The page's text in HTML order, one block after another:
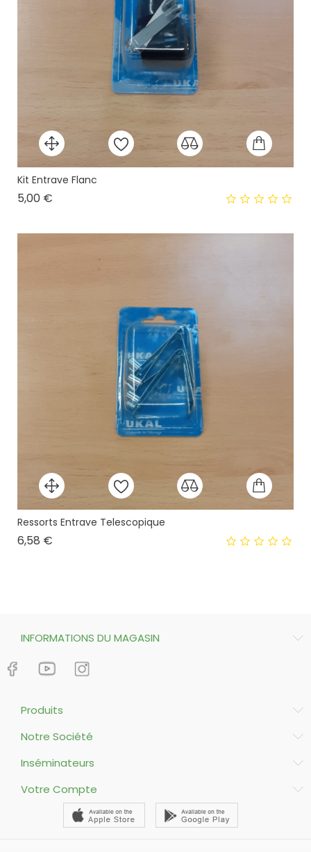
Kit Entrave Flanc
5,00 €
Ressorts Entrave Telescopique
6,58 €
INFORMATIONS DU MAGASIN
Produits
Notre Société
Inséminateurs
Votre Compte